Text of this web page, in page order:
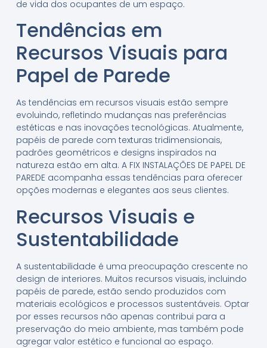
de vida dos ocupantes de um espaço.
Tendências em
Recursos Visuais para
Papel de Parede
As tendências em recursos visuais estão sempre
evoluindo, refletindo mudanças nas preferências
estéticas e nas inovações tecnológicas. Atualmente,
papéis de parede com texturas tridimensionais,
padrões geométricos e designs inspirados na
natureza estão em alta. A FIX INSTALAÇÕES DE PAPEL DE
PAREDE acompanha essas tendências para oferecer
opções modernas e elegantes aos seus clientes.
Recursos Visuais e
Sustentabilidade
A sustentabilidade é uma preocupação crescente no
design de interiores. Muitos recursos visuais, incluindo
papéis de parede, estão sendo produzidos com
materiais ecológicos e processos sustentáveis. Optar
por esses recursos não apenas contribui para a
preservação do meio ambiente, mas também pode
agregar valor estético e funcional ao espaço.